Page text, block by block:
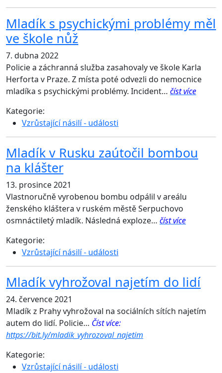
Mladík s psychickými problémy měl
ve škole nůž
7. dubna 2022
Policie a záchranná služba zasahovaly ve škole Karla
Herforta v Praze. Z místa poté odvezli do nemocnice
mladíka s psychickými problémy. Incident… číst více
Kategorie:
Vzrůstající násilí - události
Mladík v Rusku zaútočil bombou
na klášter
13. prosince 2021
Vlastnoručně vyrobenou bombu odpálil v areálu
ženského kláštera v ruském městě Serpuchovo
osmnáctiletý mladík. Následná exploze… číst více
Kategorie:
Vzrůstající násilí - události
Mladík vyhrožoval najetím do lidí
24. července 2021
Mladík z Prahy vyhrožoval na sociálních sítích najetím
autem do lidí. Policie… Číst více:
https://bit.ly/mladik_vyhrozoval_najetim
Kategorie:
Vzrůstající násilí - události